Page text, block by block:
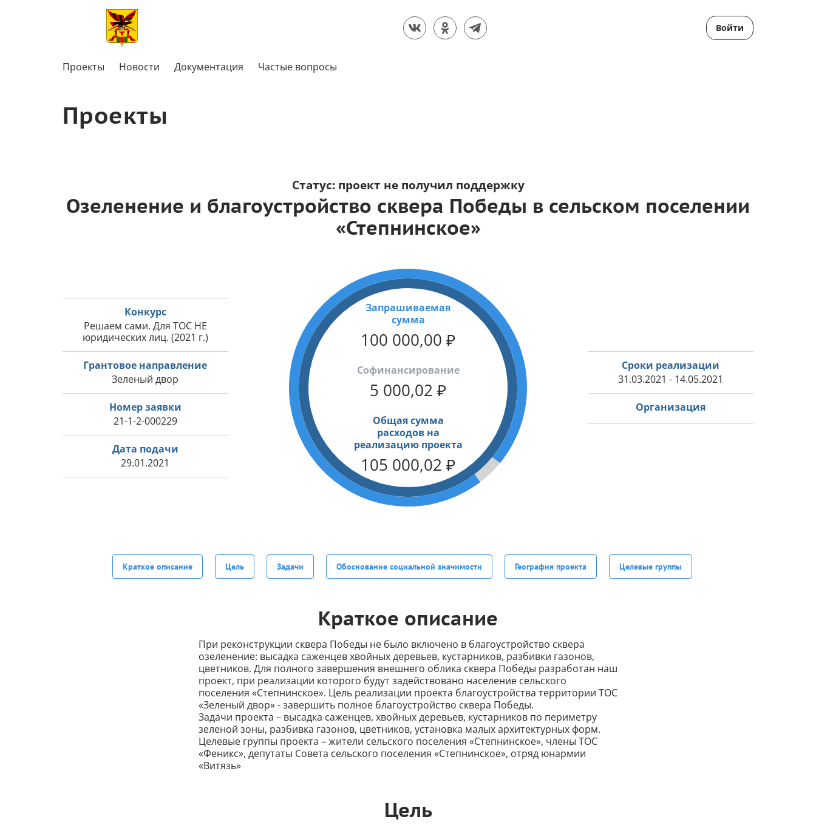
Войти
Проекты Новости Документация Частые вопросы
Проекты
Статус: проект не получил поддержку
Озеленение и благоустройство сквера Победы в сельском поселении
«Степнинское»
Конкурс
Решаем сами. Для ТОС НЕ
юридических лиц. (2021 г.)
Грантовое направление
Зеленый двор
Номер заявки
21-1-2-000229
Дата подачи
29.01.2021
Запрашиваемая
сумма
100 000,00 ₽
Cофинансирование
5 000,02 ₽
Общая сумма
расходов на
реализацию проекта
105 000,02 ₽
Сроки реализации
31.03.2021 - 14.05.2021
Организация
Краткое описание Цель Задачи Обоснование социальной значимости География проекта Целевые группы
Краткое описание
При реконструкции сквера Победы не было включено в благоустройство сквера
озеленение: высадка саженцев хвойных деревьев, кустарников, разбивки газонов,
цветников. Для полного завершения внешнего облика сквера Победы разработан наш
проект, при реализации которого будут задействовано население сельского
поселения «Степнинское». Цель реализации проекта благоустройства территории ТОС
«Зеленый двор» - завершить полное благоустройство сквера Победы.
Задачи проекта – высадка саженцев, хвойных деревьев, кустарников по периметру
зеленой зоны, разбивка газонов, цветников, установка малых архитектурных форм.
Целевые группы проекта – жители сельского поселения «Степнинское», члены ТОС
«Феникс», депутаты Совета сельского поселения «Степнинское», отряд юнармии
«Витязь»
Цель